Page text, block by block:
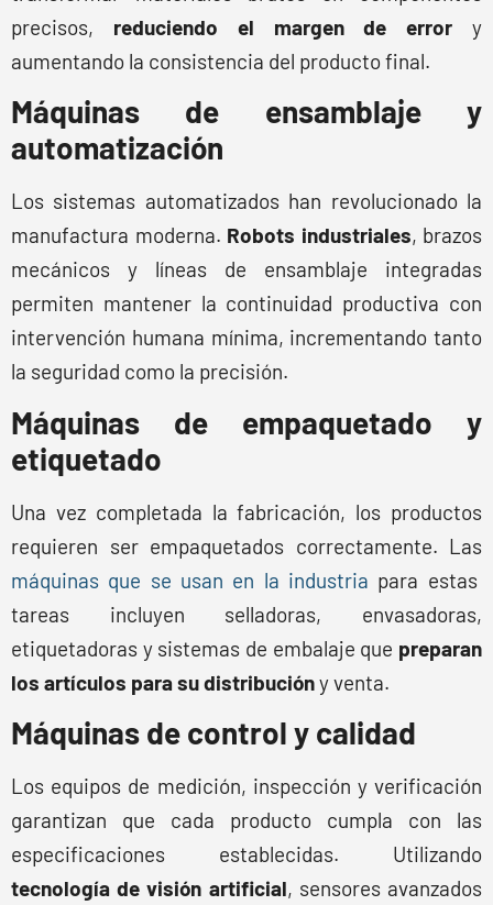
precisos, reduciendo el margen de error y
aumentando la consistencia del producto final.
Máquinas de ensamblaje y
automatización
Los sistemas automatizados han revolucionado la
manufactura moderna. Robots industriales, brazos
mecánicos y líneas de ensamblaje integradas
permiten mantener la continuidad productiva con
intervención humana mínima, incrementando tanto
la seguridad como la precisión.
Máquinas de empaquetado y
etiquetado
Una vez completada la fabricación, los productos
requieren ser empaquetados correctamente. Las
máquinas que se usan en la industria para estas
tareas incluyen selladoras, envasadoras,
etiquetadoras y sistemas de embalaje que preparan
los artículos para su distribucióny venta.
Máquinas de control y calidad
Los equipos de medición, inspección y verificación
garantizan que cada producto cumpla con las
especificaciones establecidas. Utilizando
tecnología de visión artificial, sensores avanzados